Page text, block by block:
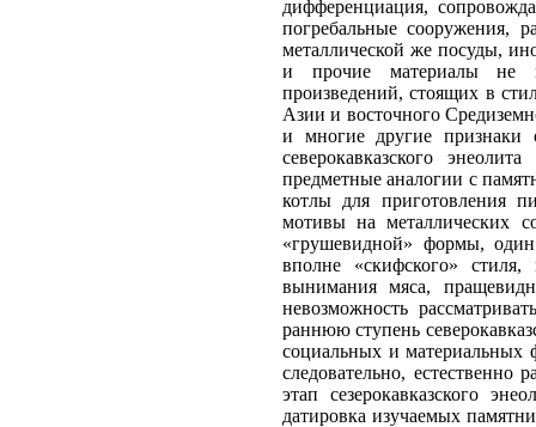
дифференциация,
погребальные сооружения,
металлической же посуды,
и прочие материалы не
произведений, стоящих в
Азии и восточного
и многие другие признаки
северокавказского
предметные аналогии с
котлы для приготовления
мотивы на металлических
«грушевидной» формы,
вполне «скифского»
вынимания мяса,
невозможность
раннюю ступень
социальных и материальных
следовательно, естественно
этап сезерокавказского
датировка изучаемых